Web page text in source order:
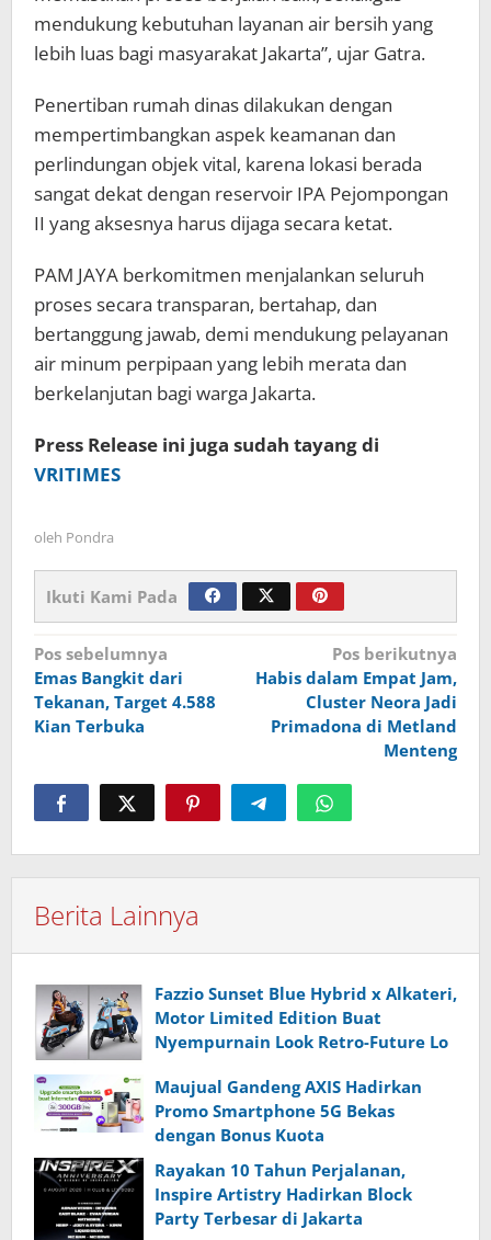
mendukung kebutuhan layanan air bersih yang
lebih luas bagi masyarakat Jakarta”, ujar Gatra.
Penertiban rumah dinas dilakukan dengan
mempertimbangkan aspek keamanan dan
perlindungan objek vital, karena lokasi berada
sangat dekat dengan reservoir IPA Pejompongan
II yang aksesnya harus dijaga secara ketat.
PAM JAYA berkomitmen menjalankan seluruh
proses secara transparan, bertahap, dan
bertanggung jawab, demi mendukung pelayanan
air minum perpipaan yang lebih merata dan
berkelanjutan bagi warga Jakarta.
Press Release ini juga sudah tayang di
VRITIMES
oleh Pondra
Ikuti Kami Pada
Navigasi
pos
Pos sebelumnya
Emas Bangkit dari
Tekanan, Target 4.588
Kian Terbuka
Pos berikutnya
Habis dalam Empat Jam,
Cluster Neora Jadi
Primadona di Metland
Menteng
Berita Lainnya
Fazzio Sunset Blue Hybrid x Alkateri,
Motor Limited Edition Buat
Nyempurnain Look Retro-Future Lo
Maujual Gandeng AXIS Hadirkan
Promo Smartphone 5G Bekas
dengan Bonus Kuota
Rayakan 10 Tahun Perjalanan,
Inspire Artistry Hadirkan Block
Party Terbesar di Jakarta